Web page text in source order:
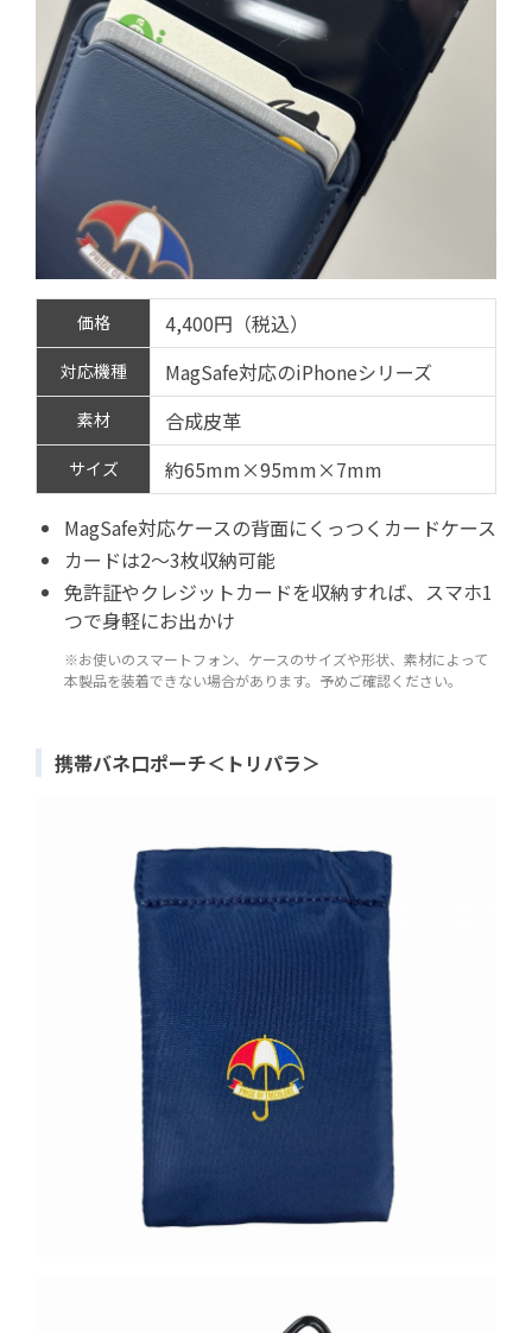
価格 4,400円（税込）
対応機種 MagSafe対応のiPhoneシリーズ
素材 合成皮革
サイズ 約65mm×95mm×7mm
MagSafe対応ケースの背面にくっつくカードケース
カードは2～3枚収納可能
免許証やクレジットカードを収納すれば、スマホ1
つで身軽にお出かけ
※お使いのスマートフォン、ケースのサイズや形状、素材によって
本製品を装着できない場合があります。予めご確認ください。
携帯バネ口ポーチ＜トリパラ＞